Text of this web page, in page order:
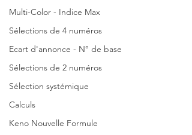
Multi-Color - Indice Max
Sélections de 4 numéros
Ecart d'annonce - N° de base
Sélections de 2 numéros
Sélection systémique
Calculs
Keno Nouvelle Formule